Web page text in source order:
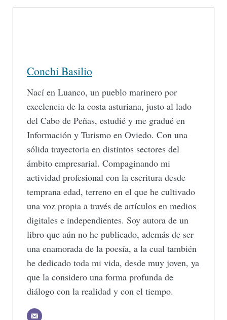
Conchi Basilio
Nací en Luanco, un pueblo marinero por
excelencia de la costa asturiana, justo al lado
del Cabo de Peñas, estudié y me gradué en
Información y Turismo en Oviedo. Con una
sólida trayectoria en distintos sectores del
ámbito empresarial. Compaginando mi
actividad profesional con la escritura desde
temprana edad, terreno en el que he cultivado
una voz propia a través de artículos en medios
digitales e independientes. Soy autora de un
libro que aún no he publicado, además de ser
una enamorada de la poesía, a la cual también
he dedicado toda mi vida, desde muy joven, ya
que la considero una forma profunda de
diálogo con la realidad y con el tiempo.